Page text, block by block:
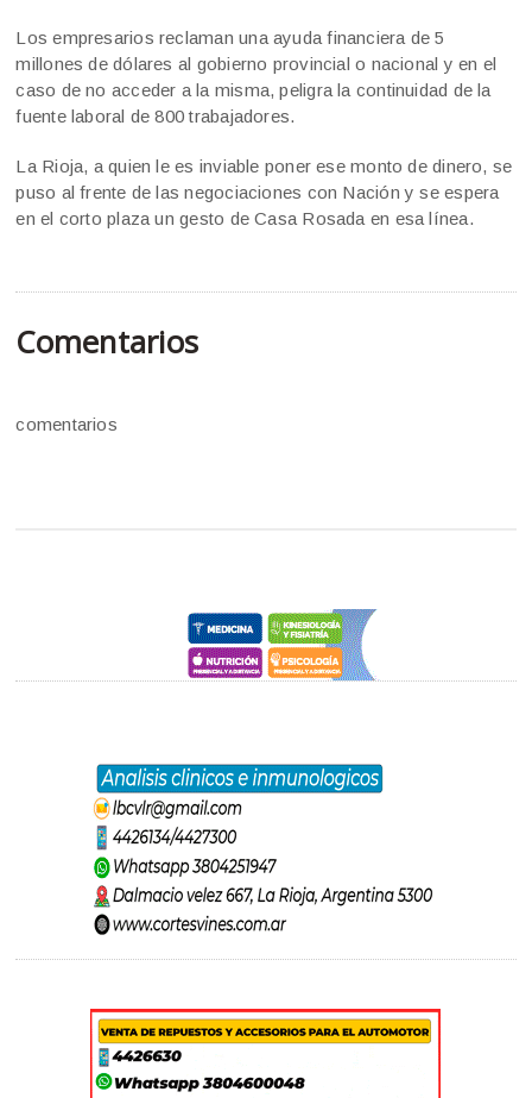
Los empresarios reclaman una ayuda financiera de 5
millones de dólares al gobierno provincial o nacional y en el
caso de no acceder a la misma, peligra la continuidad de la
fuente laboral de 800 trabajadores.
La Rioja, a quien le es inviable poner ese monto de dinero, se
puso al frente de las negociaciones con Nación y se espera
en el corto plaza un gesto de Casa Rosada en esa línea.
Comentarios
comentarios